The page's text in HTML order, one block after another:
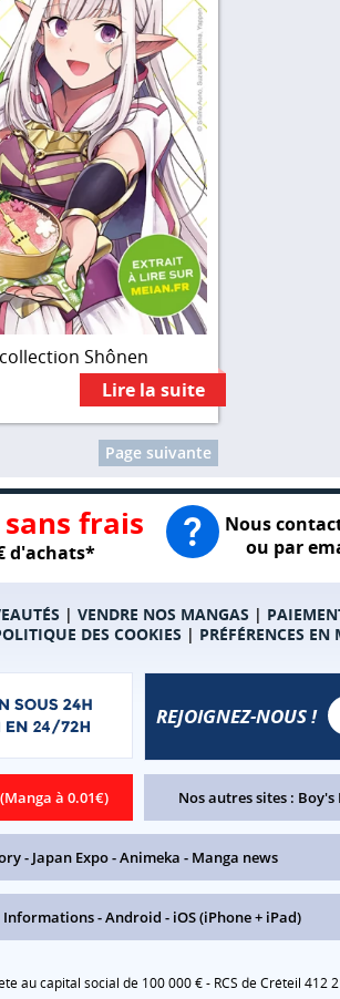
Shônen
Lire la suite
Page suivante
frais
d'achats*
Nous
ou par
| VENDRE NOS MANGAS |
DES COOKIES | PRÉFÉRENCES
à 0.01€)
REJOIGNEZ-NOUS !
Nos autres sites : Boy's
- Japan Expo-Animeka - Manga news
Informations-Android - iOS (iPhone + iPad)
au capital social de 100 000 € - RCS de Créteil 412